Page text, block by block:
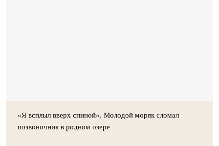
«Я всплыл вверх спиной». Молодой моряк сломал
позвоночник в родном озере